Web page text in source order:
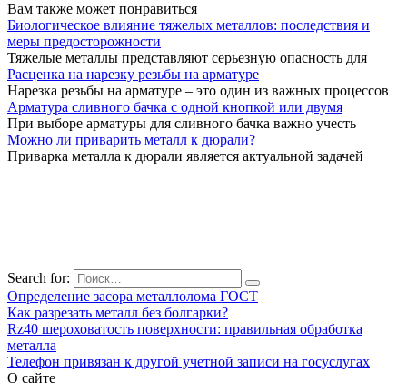
Вам также может понравиться
Биологическое влияние тяжелых металлов: последствия и
меры предосторожности
Тяжелые металлы представляют серьезную опасность для
Расценка на нарезку резьбы на арматуре
Нарезка резьбы на арматуре – это один из важных процессов
Арматура сливного бачка с одной кнопкой или двумя
При выборе арматуры для сливного бачка важно учесть
Можно ли приварить металл к дюрали?
Приварка металла к дюрали является актуальной задачей
Search for:
Определение засора металлолома ГОСТ
Как разрезать металл без болгарки?
Rz40 шероховатость поверхности: правильная обработка
металла
Телефон привязан к другой учетной записи на госуслугах
О сайте